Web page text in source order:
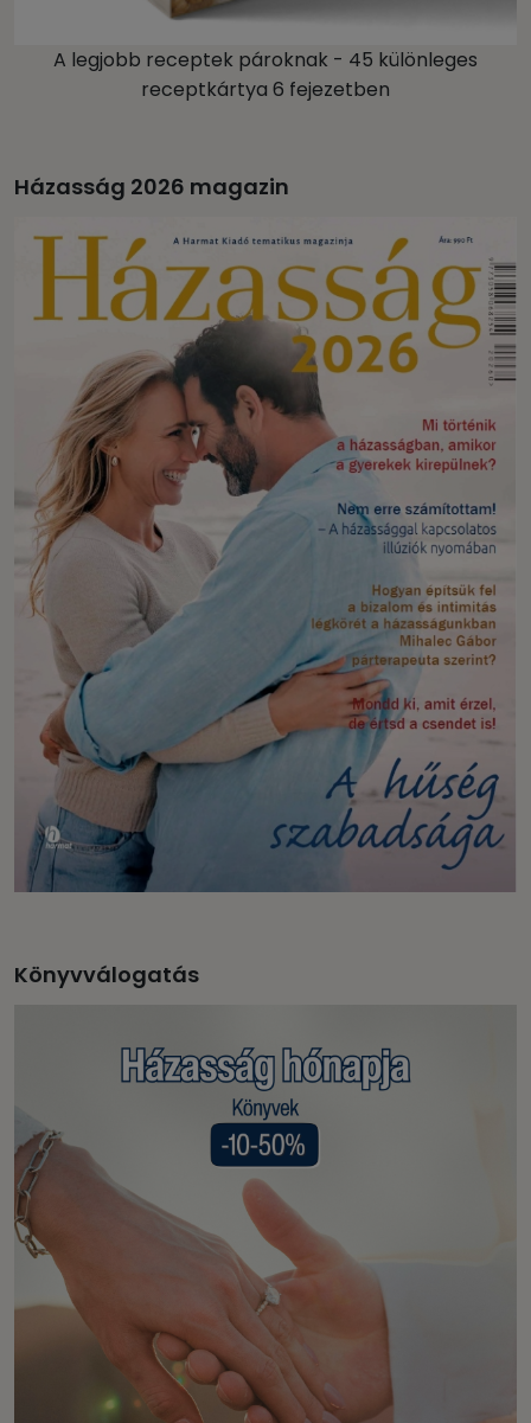
A legjobb receptek pároknak - 45 különleges
receptkártya 6 fejezetben
Házasság 2026 magazin
Könyvválogatás